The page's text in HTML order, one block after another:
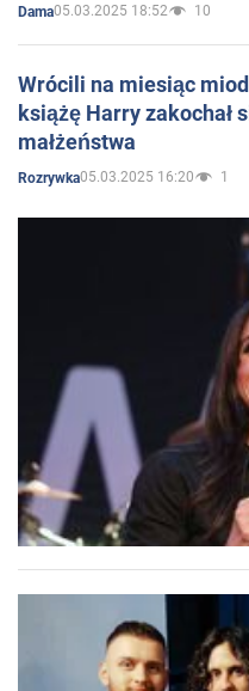
Dama05.03.2025 18:52 10
Wrócili na miesiąc
książę Harry zakochał
małżeństwa
Rozrywka05.03.2025 16:20 1